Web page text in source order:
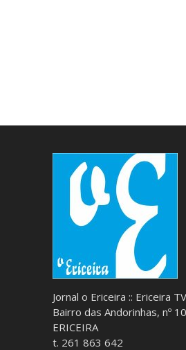
Jornal o Ericeira :: Ericeira TV
Bairro das Andorinhas, nº 10
ERICEIRA
t. 261 863 642